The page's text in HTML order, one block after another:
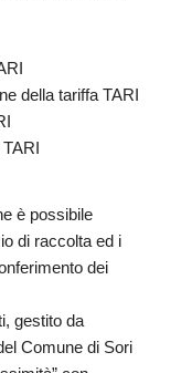
della tariffa TARI
è possibile
di raccolta ed i
dei
gestito da
Comune di Sori